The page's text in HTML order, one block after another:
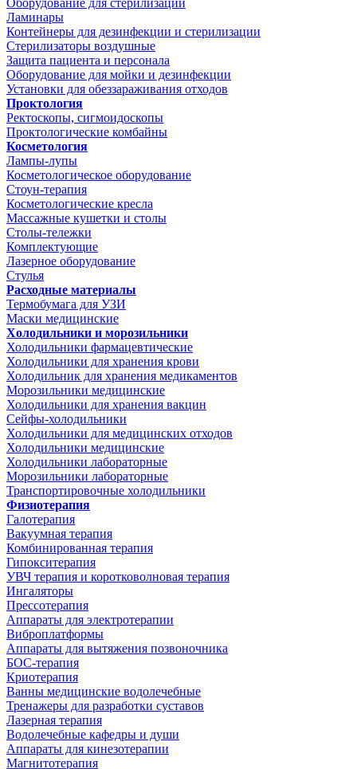
Оборудование для стерилизации
Ламинары
Контейнеры для дезинфекции и стерилизации
Стерилизаторы воздушные
Защита пациента и персонала
Оборудование для мойки и дезинфекции
Установки для обеззараживания отходов
Проктология
Ректоскопы, сигмоидоскопы
Проктологические комбайны
Косметология
Лампы-лупы
Косметологическое оборудование
Стоун-терапия
Косметологические кресла
Массажные кушетки и столы
Столы-тележки
Комплектующие
Лазерное оборудование
Стулья
Расходные материалы
Термобумага для УЗИ
Маски медицинские
Холодильники и морозильники
Холодильники фармацевтические
Холодильники для хранения крови
Холодильник для хранения медикаментов
Морозильники медицинские
Холодильники для хранения вакцин
Сейфы-холодильники
Холодильники для медицинских отходов
Холодильники медицинские
Холодильники лабораторные
Морозильники лабораторные
Транспортировочные холодильники
Физиотерапия
Галотерапия
Вакуумная терапия
Комбинированная терапия
Гипокситерапия
УВЧ терапия и коротковолновая терапия
Ингаляторы
Прессотерапия
Аппараты для электротерапии
Виброплатформы
Аппараты для вытяжения позвоночника
БОС-терапия
Криотерапия
Ванны медицинские водолечебные
Тренажеры для разработки суставов
Лазерная терапия
Водолечебные кафедры и души
Аппараты для кинезотерапии
Магнитотерапия